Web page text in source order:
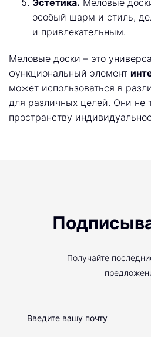
Эстетика. Меловые
особый шарм и стиль,
и привлекательным.
Меловые доски – это
функциональный элемент
может использоваться в
для различных целей. Они не
пространству
Получайте